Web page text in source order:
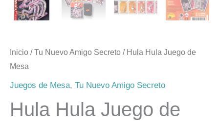
Inicio /Tu Nuevo Amigo Secreto / Hula Hula Juego de
Mesa
Juegos de Mesa, Tu Nuevo Amigo Secreto
Hula Hula Juego de